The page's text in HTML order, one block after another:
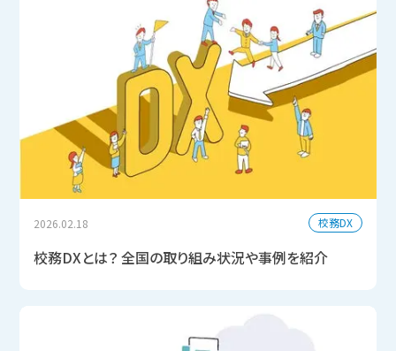
2026.02.18 校務DX
校務DXとは？ 全国の取り組み状況や事例を紹介